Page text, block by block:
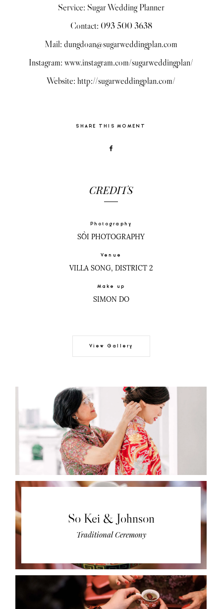
Service: Sugar Wedding Planner
Contact: 093 500 3638
Mail: dungdoan@sugarweddingplan.com
Instagram: www.instagram.com/sugarweddingplan/
Website: http://sugarweddingplan.com/
SHARE THIS MOMENT
CREDITS
Photography
SỒI PHOTOGRAPHY
Venue
VILLA SONG, DISTRICT 2
Make up
SIMON DO
View Gallery
So Kei & Johnson
Traditional Ceremony